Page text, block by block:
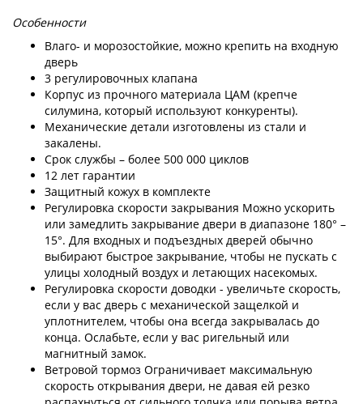
Особенности
Влаго- и морозостойкие, можно крепить на входную
дверь
3 регулировочных клапана
Корпус из прочного материала ЦАМ (крепче
силумина, который используют конкуренты).
Механические детали изготовлены из стали и
закалены.
Срок службы – более 500 000 циклов
12 лет гарантии
Защитный кожух в комплекте
Регулировка скорости закрывания Можно ускорить
или замедлить закрывание двери в диапазоне 180° –
15°. Для входных и подъездных дверей обычно
выбирают быстрое закрывание, чтобы не пускать с
улицы холодный воздух и летающих насекомых.
Регулировка скорости доводки - увеличьте скорость,
если у вас дверь с механической защелкой и
уплотнителем, чтобы она всегда закрывалась до
конца. Ослабьте, если у вас ригельный или
магнитный замок.
Ветровой тормоз Ограничивает максимальную
скорость открывания двери, не давая ей резко